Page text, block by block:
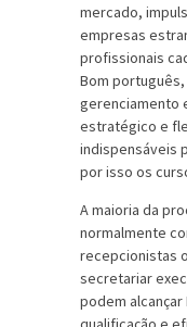
mercado,
empresas
profissionais
Bom
gerenciamento
estratégico e
indispensáveis
por isso os
A maioria da
normalmente
recepcionistas
secretariar
podem